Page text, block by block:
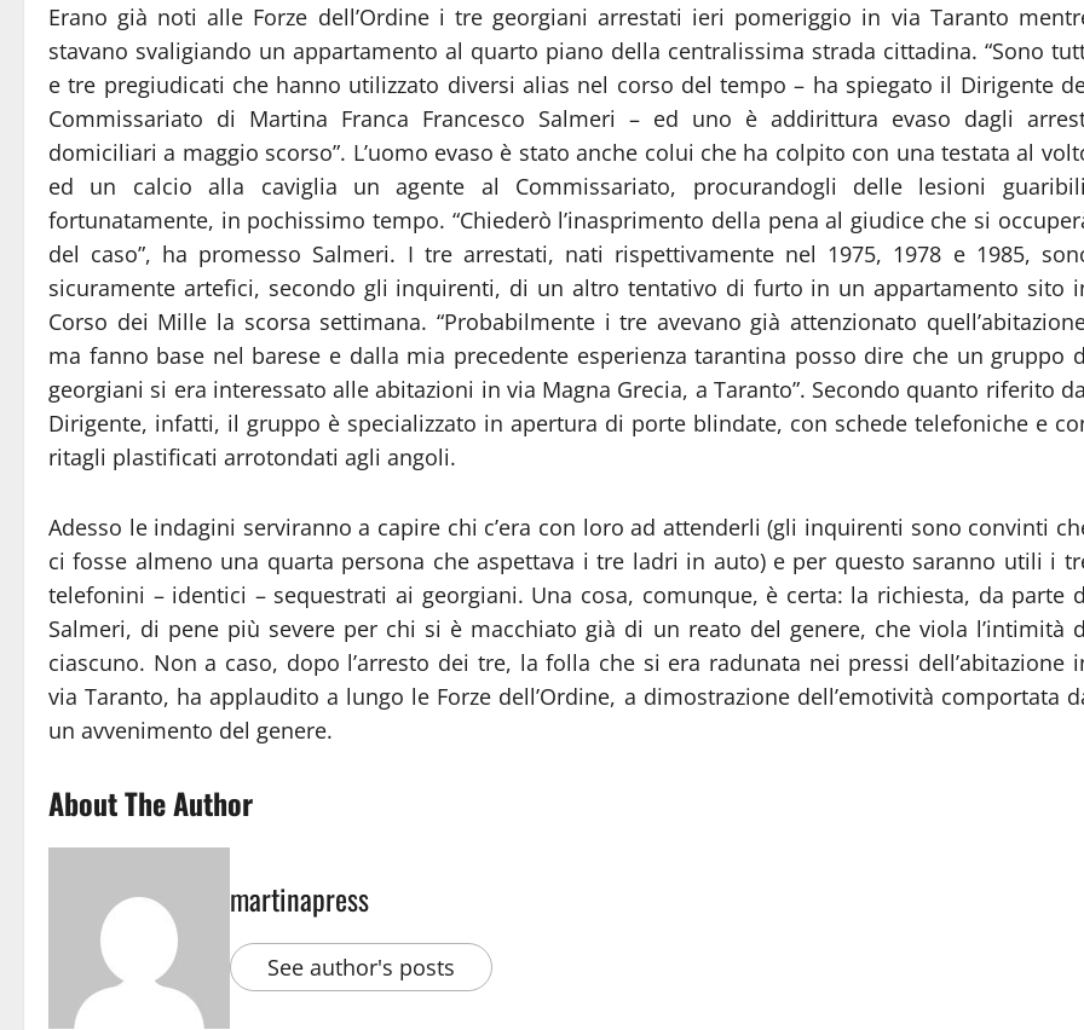
Erano già noti alle Forze dell’Ordine i tre georgiani arrestati ieri pomeriggio in via Taranto
stavano svaligiando un appartamento al quarto piano della centralissima strada cittadina. “Sono
e tre pregiudicati che hanno utilizzato diversi alias nel corso del tempo – ha spiegato il Dirigente
Commissariato di Martina Franca Francesco Salmeri – ed uno è addirittura evaso dagli
domiciliari a maggio scorso”. L’uomo evaso è stato anche colui che ha colpito con una testata al
ed un calcio alla caviglia un agente al Commissariato, procurandogli delle lesioni
fortunatamente, in pochissimo tempo. “Chiederò l’inasprimento della pena al giudice che si
del caso”, ha promesso Salmeri. I tre arrestati, nati rispettivamente nel 1975, 1978 e 1985,
sicuramente artefici, secondo gli inquirenti, di un altro tentativo di furto in un appartamento sito
Corso dei Mille la scorsa settimana. “Probabilmente i tre avevano già attenzionato
ma fanno base nel barese e dalla mia precedente esperienza tarantina posso dire che un gruppo
georgiani si era interessato alle abitazioni in via Magna Grecia, a Taranto”. Secondo quanto riferito
Dirigente, infatti, il gruppo è specializzato in apertura di porte blindate, con schede telefoniche e
ritagli plastificati arrotondati agli angoli.
Adesso le indagini serviranno a capire chi c’era con loro ad attenderli (gli inquirenti sono convinti
ci fosse almeno una quarta persona che aspettava i tre ladri in auto) e per questo saranno utili i
telefonini – identici – sequestrati ai georgiani. Una cosa, comunque, è certa: la richiesta, da parte
Salmeri, di pene più severe per chi si è macchiato già di un reato del genere, che viola l’intimità
ciascuno. Non a caso, dopo l’arresto dei tre, la folla che si era radunata nei pressi dell’abitazione
via Taranto, ha applaudito a lungo le Forze dell’Ordine, a dimostrazione dell’emotività comportata
un avvenimento del genere.
About The Author
martinapress
See author's posts